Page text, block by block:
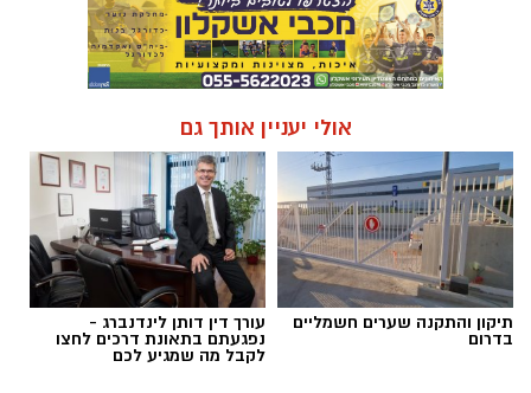
אולי יעניין אותך גם
תיקון והתקנה שערים חשמליים
בדרום
עורך דין דותן לינדנברג -
נפגעתם בתאונת דרכים לחצו
לקבל מה שמגיע לכם